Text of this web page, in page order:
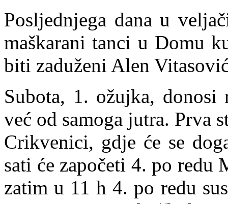
Posljednjega dana u
maškarani tanci u Domu
biti zaduženi Alen
Subota, 1. ožujka, donosi
već od samoga jutra. Prva
Crikvenici, gdje će se
sati će započeti 4. po redu
zatim u 11 h 4. po redu